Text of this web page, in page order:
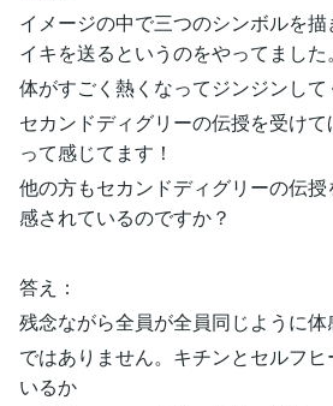
イメージの中で三つのシンボルを
イキを送るというのをやってました。
体がすごく熱くなってジンジンして
セカンドディグリーの伝授を受け
って感じてます！
他の方もセカンドディグリーの伝
感されているのですか？
答え：
残念ながら全員が全員同じように
ではありません。キチンとセルフ
いるか